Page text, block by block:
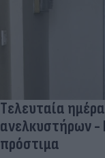
Tελευταία
ανελκυστήρων -
πρόστιμα